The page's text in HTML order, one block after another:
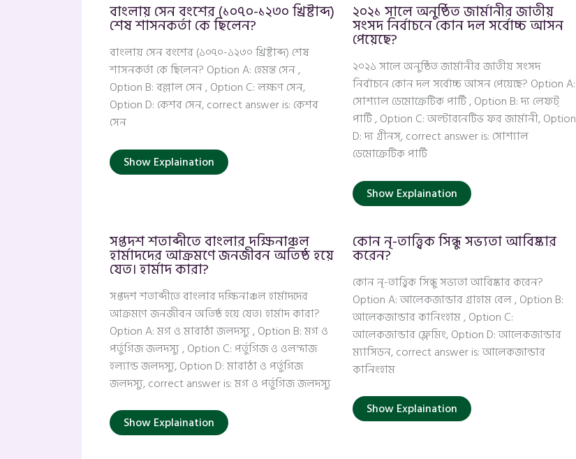
বাংলায় সেন বংশের (১০৭০-১২৩০ খ্রিষ্টাব্দ)
শেষ শাসনকর্তা কে ছিলেন?
বাংলায় সেন বংশের (১০৭০-১২৩০ খ্রিষ্টাব্দ) শেষ
শাসনকর্তা কে ছিলেন? Option A: হেমন্ত সেন ,
Option B: বল্লাল সেন , Option C: লক্ষণ সেন,
Option D: কেশব সেন, correct answer is: কেশব
সেন
Show Explaination
২০২১ সালে অনুষ্ঠিত জার্মানীর জাতীয়
সংসদ নির্বাচনে কোন দল সর্বোচ্চ আসন
পেয়েছে?
২০২১ সালে অনুষ্ঠিত জার্মানীর জাতীয় সংসদ
নির্বাচনে কোন দল সর্বোচ্চ আসন পেয়েছে? Option A:
সোশ্যাল ডেমোক্রেটিক পার্টি , Option B: দ্য লেফট্
পার্টি , Option C: অল্টারনেটিভ ফর জার্মানী, Option
D: দ্য গ্রীনস্, correct answer is: সোশ্যাল
ডেমোক্রেটিক পার্টি
Show Explaination
সপ্তদশ শতাব্দীতে বাংলার দক্ষিনাঞ্চল
হার্মাদদের আক্রমণে জনজীবন অতিষ্ঠ হয়ে
যেত। হার্মাদ কারা?
সপ্তদশ শতাব্দীতে বাংলার দক্ষিনাঞ্চল হার্মাদদের
আক্রমণে জনজীবন অতিষ্ঠ হয়ে যেত। হার্মাদ কারা?
Option A: মগ ও মারাঠা জলদস্যু , Option B: মগ ও
পর্তুগিজ জলদস্যু , Option C: পর্তুগিজ ও ওলন্দাজ
হল্যান্ড জলদস্যু, Option D: মারাঠা ও পর্তুগিজ
জলদস্যু, correct answer is: মগ ও পর্তুগিজ জলদস্যু
Show Explaination
কোন নৃ-তাত্ত্বিক সিন্ধু সভ্যতা আবিষ্কার
করেন?
কোন নৃ-তাত্ত্বিক সিন্ধু সভ্যতা আবিষ্কার করেন?
Option A: আলেকজান্ডার গ্রাহাম বেল , Option B:
আলেকজান্ডার কানিংহাম , Option C:
আলেকজান্ডার ফ্লেমিং, Option D: আলেকজান্ডার
ম্যাসিডন, correct answer is: আলেকজান্ডার
কানিংহাম
Show Explaination